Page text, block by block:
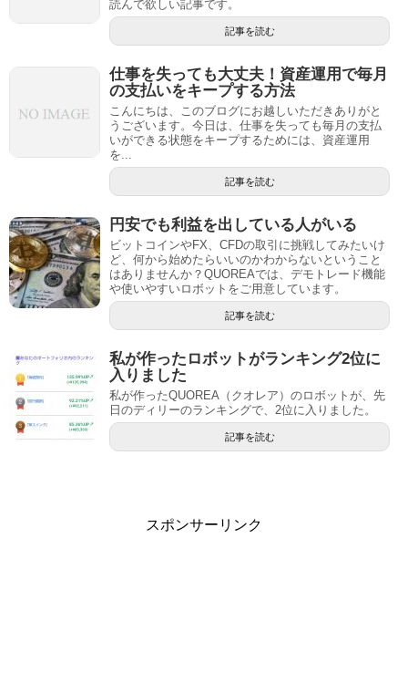
読んで欲しい記事です。
記事を読む
仕事を失っても大丈夫！資産運用で毎月
の支払いをキープする方法
こんにちは、このブログにお越しいただきありがと
うございます。今日は、仕事を失っても毎月の支払
いができる状態をキープするためには、資産運用
を...
記事を読む
円安でも利益を出している人がいる
ビットコインやFX、CFDの取引に挑戦してみたいけ
ど、何から始めたらいいのかわからないということ
はありませんか？QUOREAでは、デモトレード機能
や使いやすいロボットをご用意しています。
記事を読む
私が作ったロボットがランキング2位に
入りました
私が作ったQUOREA（クオレア）のロボットが、先
日のディリーのランキングで、2位に入りました。
記事を読む
スポンサーリンク